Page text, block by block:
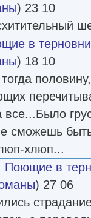
) 23 10
в
) 18 10
сможешь
хлюп...
Поющие в
) 27 06